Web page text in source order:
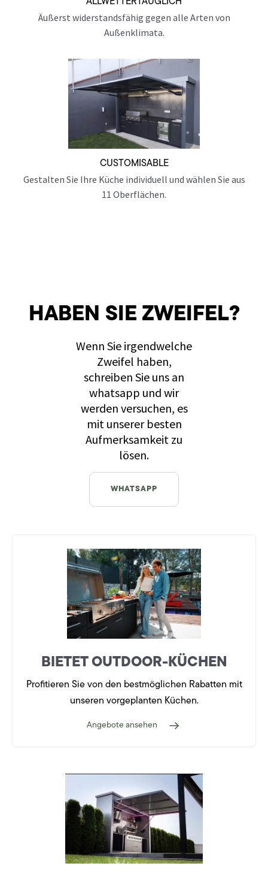
Äußerst widerstandsfähig gegen alle Arten von
Außenklimata.
CUSTOMISABLE
Gestalten Sie Ihre Küche individuell und wählen Sie aus
11 Oberflächen.
HABEN SIE ZWEIFEL?
Wenn Sie irgendwelche
Zweifel haben,
schreiben Sie uns an
whatsapp und wir
werden versuchen, es
mit unserer besten
Aufmerksamkeit zu
lösen.
WHATSAPP
BIETET OUTDOOR-KÜCHEN
Profitieren Sie von den bestmöglichen Rabatten mit
unseren vorgeplanten Küchen.
Angebote ansehen